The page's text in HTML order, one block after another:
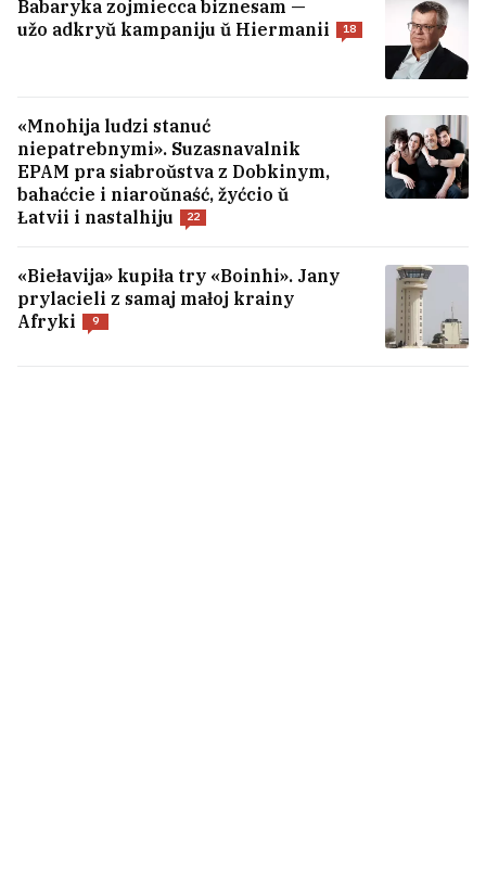
Babaryka zojmiecca biznesam —
užo adkryŭ kampaniju ŭ Hiermanii
18
«Mnohija ludzi stanuć
niepatrebnymi». Suzasnavalnik
EPAM pra siabroŭstva z Dobkinym,
bahaćcie i niaroŭnaść, žyćcio ŭ
Łatvii i nastalhiju
22
«Biełavija» kupiła try «Boinhi». Jany
prylacieli z samaj małoj krainy
Afryki
9
USIE NAVINY →